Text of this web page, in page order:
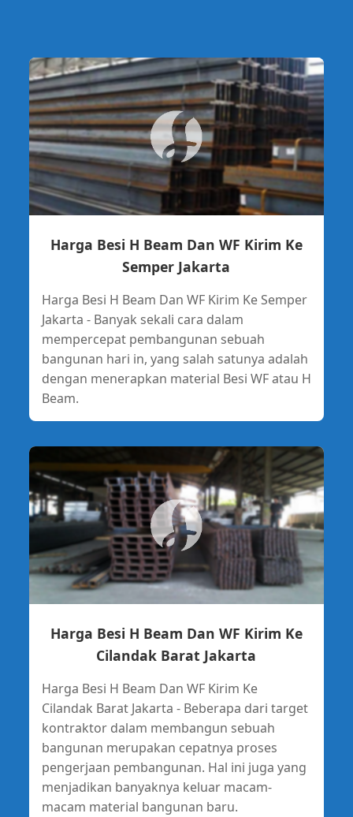
Harga Besi H Beam Dan WF Kirim Ke
Semper Jakarta
Harga Besi H Beam Dan WF Kirim Ke Semper
Jakarta - Banyak sekali cara dalam
mempercepat pembangunan sebuah
bangunan hari in, yang salah satunya adalah
dengan menerapkan material Besi WF atau H
Beam.
Harga Besi H Beam Dan WF Kirim Ke
Cilandak Barat Jakarta
Harga Besi H Beam Dan WF Kirim Ke
Cilandak Barat Jakarta - Beberapa dari target
kontraktor dalam membangun sebuah
bangunan merupakan cepatnya proses
pengerjaan pembangunan. Hal ini juga yang
menjadikan banyaknya keluar macam-
macam material bangunan baru.